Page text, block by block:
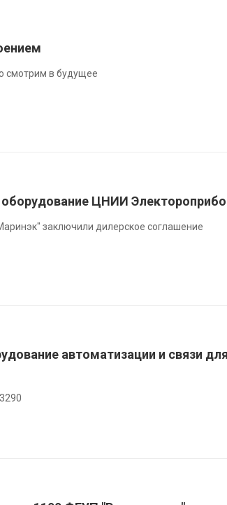
смотрим в будущее
ЦНИИ
заключили дилерское соглашение
автоматизации и связи